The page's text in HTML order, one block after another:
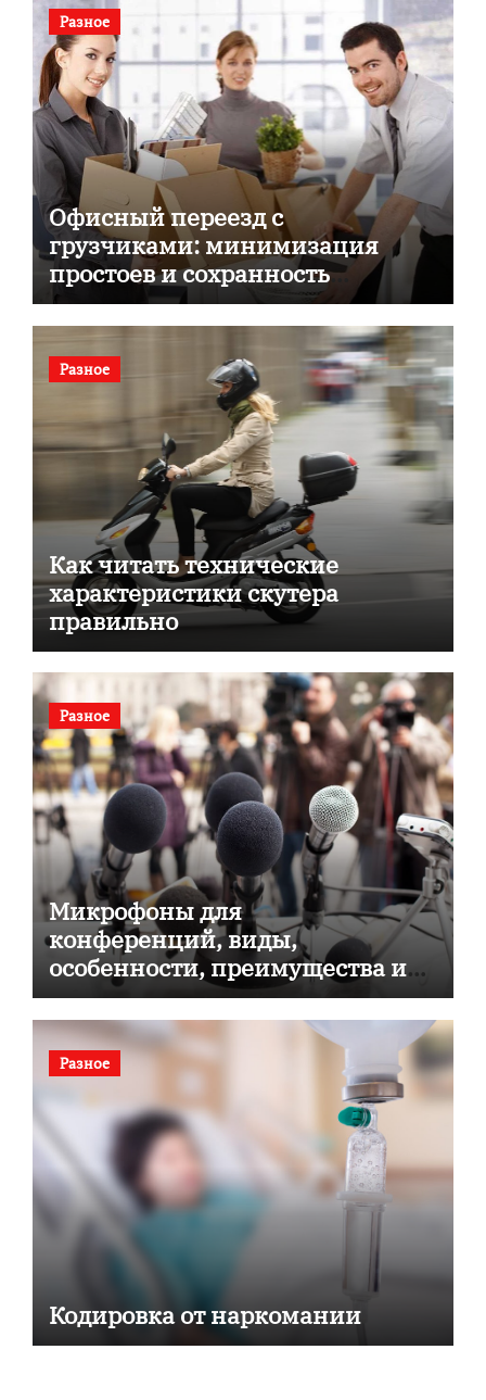
Разное
Офисный переезд с
грузчиками: минимизация
простоев и сохранность
документов
Разное
Как читать технические
характеристики скутера
правильно
Разное
Микрофоны для
конференций, виды,
особенности, преимущества и
советы по выбору
Разное
Кодировка от наркомании